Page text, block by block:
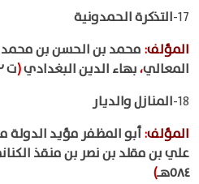
17- التذكرة الحمدونية
المؤلف: محمد بن الحسن بن
المعالي،بهاء الدين البغدادي(ت ٥٦٢هـ
18- المنازل والديار
المؤلف:أبو المظفر مؤيد
علي بن مقلد بن نصر بن منقذ
٥٨٤هـ
)